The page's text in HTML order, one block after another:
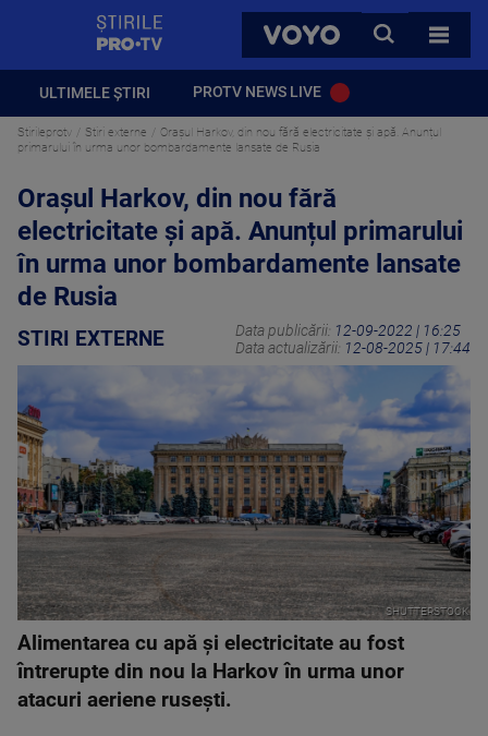
VOYO
CAUTA
TOATE
ULTIMELE ȘTIRI PROTV NEWS LIVE
Stirileprotv Stiri externe
Oraşul Harkov, din nou fără electricitate şi apă. Anunțul
primarului în urma unor bombardamente lansate de Rusia
Oraşul Harkov, din nou fără
electricitate şi apă. Anunțul primarului
în urma unor bombardamente lansate
de Rusia
STIRI EXTERNE Data publicării: 12-09-2022 | 16:25
Data actualizării: 12-08-2025 | 17:44
SHUTTERSTOCK
Alimentarea cu apă și electricitate au fost
întrerupte din nou la Harkov în urma unor
atacuri aeriene rusești.